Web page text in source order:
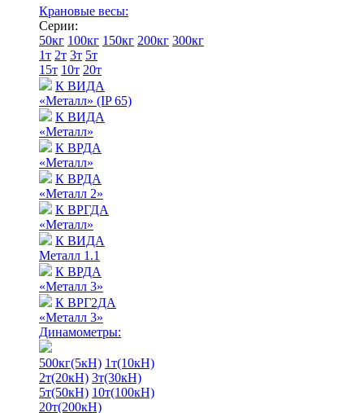
Крановые весы:
Серии:
50кг 100кг 150кг 200кг 300кг
1т 2т 3т 5т
15т 10т 20т
К ВИДА
«Металл» (IP 65)
К ВИДА
«Металл»
К ВРДА
«Металл»
К ВРДА
«Металл 2»
К ВРГДА
«Металл»
К ВИДА
Металл 1.1
К ВРДА
«Металл 3»
К ВРГ2ДА
«Металл 3»
Динамометры:
500кг(5кН) 1т(10кН)
2т(20кН) 3т(30кН)
5т(50кН) 10т(100кН)
20т(200кН)